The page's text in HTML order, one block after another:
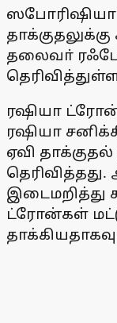
தலைவா்
ரஷியா
ரஷியா
ஏவி
இடைமறித்து
ட்ரோன்கள்